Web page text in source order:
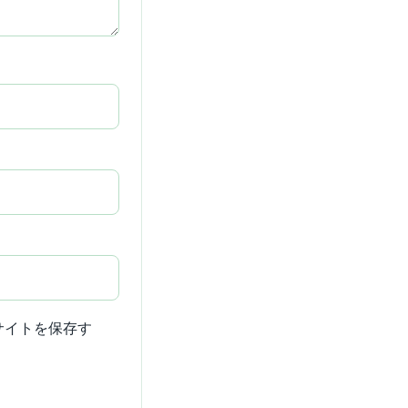
トを保存す